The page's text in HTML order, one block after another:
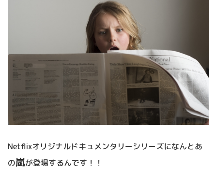
Netflixオリジナルドキュメンタリーシリーズになんとあ
の嵐が登場するんです！！